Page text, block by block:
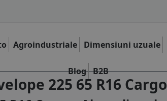
Agroindustriale Dimensiuni uzuale
Blog B2B
225 65 R16 Cargo